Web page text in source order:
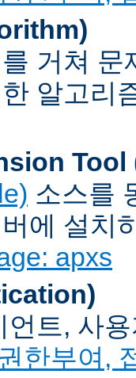
거쳐
알고리
Tool
소스를
에 설치
apxs
언트, 사
한부여,